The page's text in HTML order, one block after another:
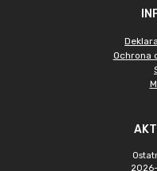
Ochrona